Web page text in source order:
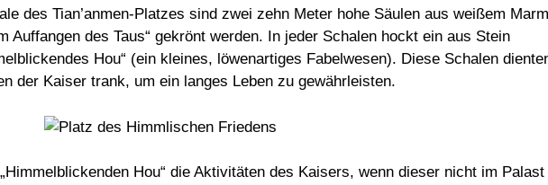
des Tian’anmen-Platzes sind zwei zehn Meter hohe Säulen aus weißem
Auffangen des Taus“ gekrönt werden. In jeder Schalen hockt ein aus Stein
Hou“ (ein kleines, löwenartiges Fabelwesen). Diese Schalen
der Kaiser trank, um ein langes Leben zu gewährleisten.
Hou“ die Aktivitäten des Kaisers, wenn dieser nicht im Palast